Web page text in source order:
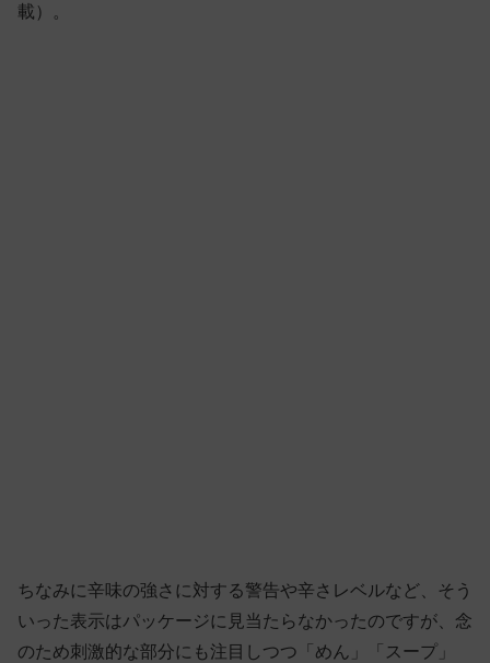
載）。
ちなみに辛味の強さに対する警告や辛さレベルなど、そう
いった表示はパッケージに見当たらなかったのですが、念
のため刺激的な部分にも注目しつつ「めん」「スープ」